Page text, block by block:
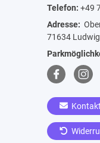
Telefon: +49
Adresse:
71634